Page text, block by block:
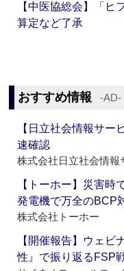
【中医協総会】「ヒ
算定など了承
おすすめ情報 ‐AD‐
【日立社会情報サー
速確認
株式会社日立社会情報
【トーホー】災害
発電機で万全のBCP
株式会社トーホー
【開催報告】ウェビ
性』で振り返るFSP